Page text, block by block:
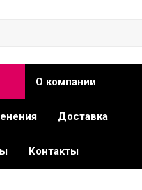
О компании
Доставка
Контакты